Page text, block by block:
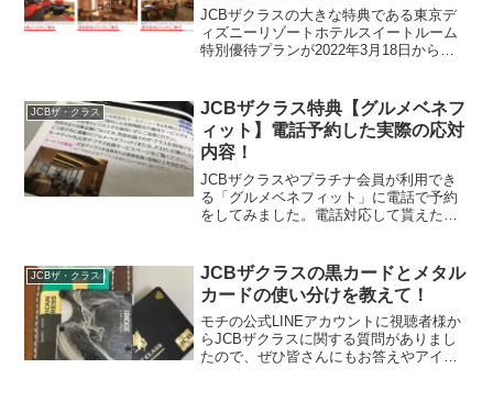
JCBザクラスの大きな特典である東京デ
ィズニーリゾートホテルスイートルーム
特別優待プランが2022年3月18日から特
割引の割引率が減ってしまうという内容
です。ディズニー...
JCBザ・クラス
JCBザクラス特典【グルメベネフ
ィット】電話予約した実際の応対
内容！
JCBザクラスやプラチナ会員が利用でき
る「グルメベネフィット」に電話で予約
をしてみました。電話対応して貰えたコ
さず紹介してみたいと思います。
JCBザ・クラス
JCBザクラスの黒カードとメタル
カードの使い分けを教えて！
モチの公式LINEアカウントに視聴者様か
らJCBザクラスに関する質問がありまし
たので、ぜひ皆さんにもお答えやアイデ